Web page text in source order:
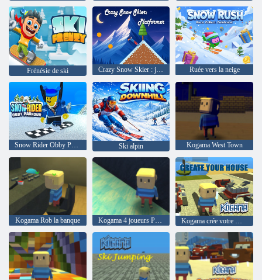
Frénésie de ski Crazy Snow Skier : jeu de plateforme Ruée vers la neige
Snow Rider Obby Parkour Ski alpin Kogama West Town
Kogama Rob la banque Kogama 4 joueurs Parkour Kogama crée votre maison